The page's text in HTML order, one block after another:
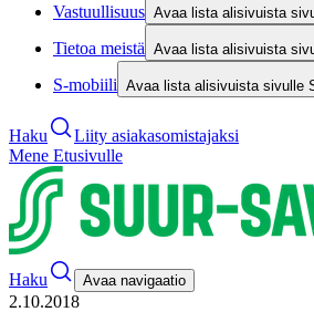
Vastuullisuus Avaa lista alisivuista
Tietoa meistä Avaa lista alisivuista
S-mobiili Avaa lista alisivuista sivulle
Haku
Liity asiakasomistajaksi
Mene Etusivulle
Haku Avaa navigaatio
2.10.2018